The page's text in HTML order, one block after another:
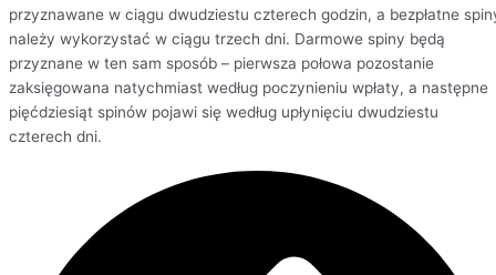
przyznawane w ciągu dwudziestu czterech godzin, a bezpłatne
należy wykorzystać w ciągu trzech dni. Darmowe spiny będą
przyznane w ten sam sposób – pierwsza połowa pozostanie
zaksięgowana natychmiast według poczynieniu wpłaty, a następne
pięćdziesiąt spinów pojawi się według upłynięciu dwudziestu
czterech dni.